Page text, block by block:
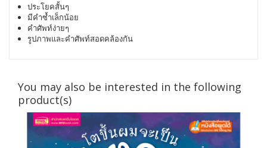
ประโยคสั้นๆ
มีคำซ้ำเล็กน้อย
คำศัพท์ง่ายๆ
รูปภาพและคำศัพท์สอดคล้องกัน
You may also be interested in the following
product(s)